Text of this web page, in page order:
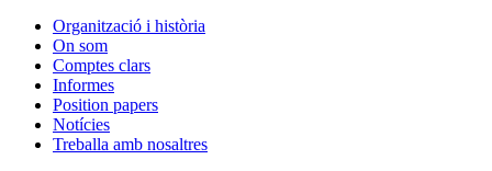
Organització i història
On som
Comptes clars
Informes
Position papers
Notícies
Treballa amb nosaltres